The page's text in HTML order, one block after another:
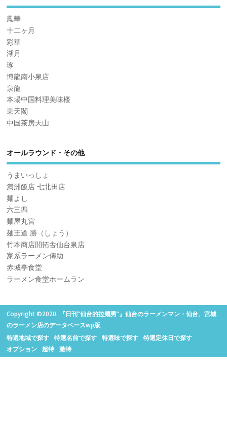
鳳華
十二ヶ月
彩華
湖月
琢
博龍南小泉店
泉龍
本場中国料理美味楼
東天閣
中国茶房天山
オールラウンド・その他
うまいっしょ
満洲飯店 七北田店
麺よし
六三四
麺屋丸宮
麺王道 勝（しょう）
竹本商店開拓舎仙台泉店
家系ラーメン傳助
赤城亭食堂
ラーメン食堂ホームラン
Copyright ©2020. 『日刊“仙台的拉麺男”』仙台のラーメンマン・仙台、宮城
のラーメン店のデータベースwp版
特選地域で探す
特選名前で探す 特選味で探す
特選定休日で探す
オプション
超特 激特